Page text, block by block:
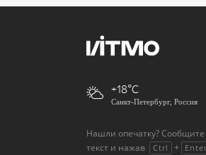
+18
Санкт-Петербург, Россия
Нашли опечатку?
текст и нажав
Ctrl + Enter